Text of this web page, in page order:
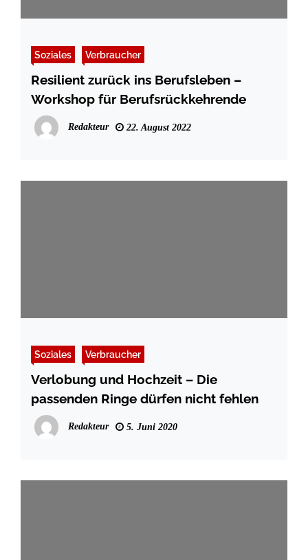
Soziales Verbraucher
Resilient zurück ins Berufsleben –
Workshop für Berufsrückkehrende
Redakteur 22. August 2022
Soziales Verbraucher
Verlobung und Hochzeit – Die
passenden Ringe dürfen nicht fehlen
Redakteur 5. Juni 2020